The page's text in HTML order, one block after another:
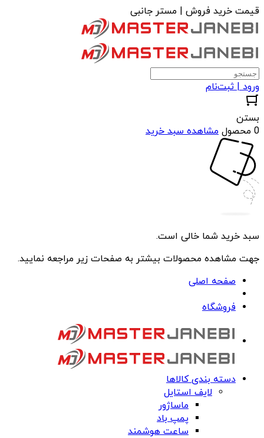
قیمت خرید فروش | مستر جانبی
ورود | ثبت‌نام
بستن
0 محصول
مشاهده سبد خرید
سبد خرید شما خالی است.
جهت مشاهده محصولات بیشتر به صفحات زیر مراجعه نمایید.
صفحه اصلی
فروشگاه
دسته بندی کالاها
لایف استایل
ماساژور
پمپ باد
ساعت هوشمند